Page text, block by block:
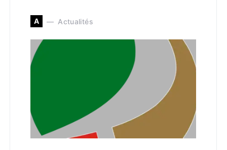
A Actualités